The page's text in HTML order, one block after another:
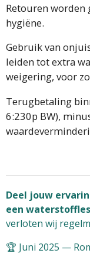
Retouren worden
hygiëne.
Gebruik van
leiden tot extra
weigering, voor
Terugbetaling
6:230p BW),
Deel jouw
een
verloten wij
🏆 Juni 2025 —